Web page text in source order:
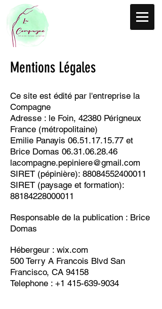
Mentions Légales
Ce site est édité par l'entreprise la
Compagne
Adresse : le Foin, 42380 Périgneux
France (métropolitaine)
Emilie Panayis 06.51.17.15.77 et
Brice Domas 06.31.06.28.46
lacompagne.pepiniere@gmail.com
SIRET (pépinière): 88084552400011
SIRET (paysage et formation):
88184228000011
Responsable de la publication : Brice
Domas
Hébergeur : wix.com
500 Terry A Francois Blvd San
Francisco, CA 94158
Telephone : +1 415-639-9034